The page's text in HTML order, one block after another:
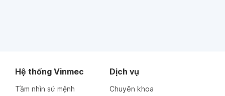
Hệ thống Vinmec
Tầm nhìn sứ mệnh
Dịch vụ
Chuyên khoa